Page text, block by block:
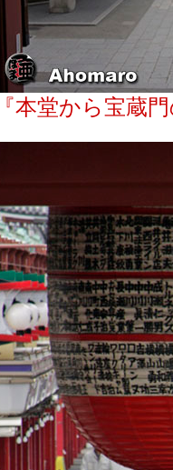
『本堂から宝蔵